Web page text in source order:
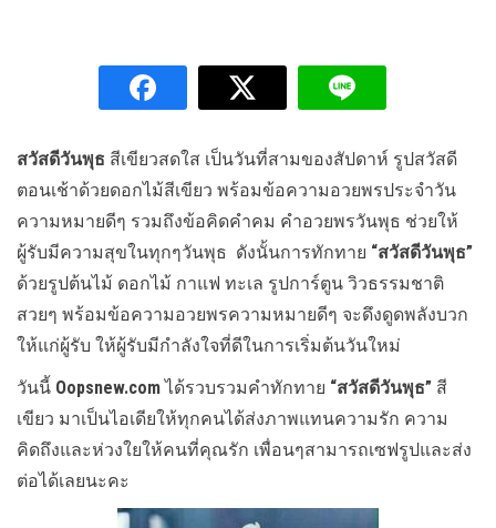
สวัสดีวันพุธ สีเขียวสดใส เป็นวันที่สามของสัปดาห์ รูปสวัสดี
ตอนเช้าด้วยดอกไม้สีเขียว พร้อมข้อความอวยพรประจำวัน
ความหมายดีๆ รวมถึงข้อคิดคำคม คำอวยพรวันพุธ ช่วยให้
ผู้รับมีความสุขในทุกๆวันพุธ ดังนั้นการทักทาย “สวัสดีวันพุธ”
ด้วยรูปต้นไม้ ดอกไม้ กาแฟ ทะเล รูปการ์ตูน วิวธรรมชาติ
สวยๆ พร้อมข้อความอวยพรความหมายดีๆ จะดึงดูดพลังบวก
ให้แก่ผู้รับ ให้ผู้รับมีกำลังใจที่ดีในการเริ่มต้นวันใหม่
วันนี้ Oopsnew.comได้รวบรวมคำทักทาย “สวัสดีวันพุธ” สี
เขียว มาเป็นไอเดียให้ทุกคนได้ส่งภาพแทนความรัก ความ
คิดถึงและห่วงใยให้คนที่คุณรัก เพื่อนๆสามารถเซฟรูปและส่ง
ต่อได้เลยนะคะ